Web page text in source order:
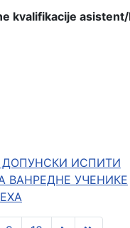
kvalifikacije
ИСПИТИ
УЧЕНИКЕ